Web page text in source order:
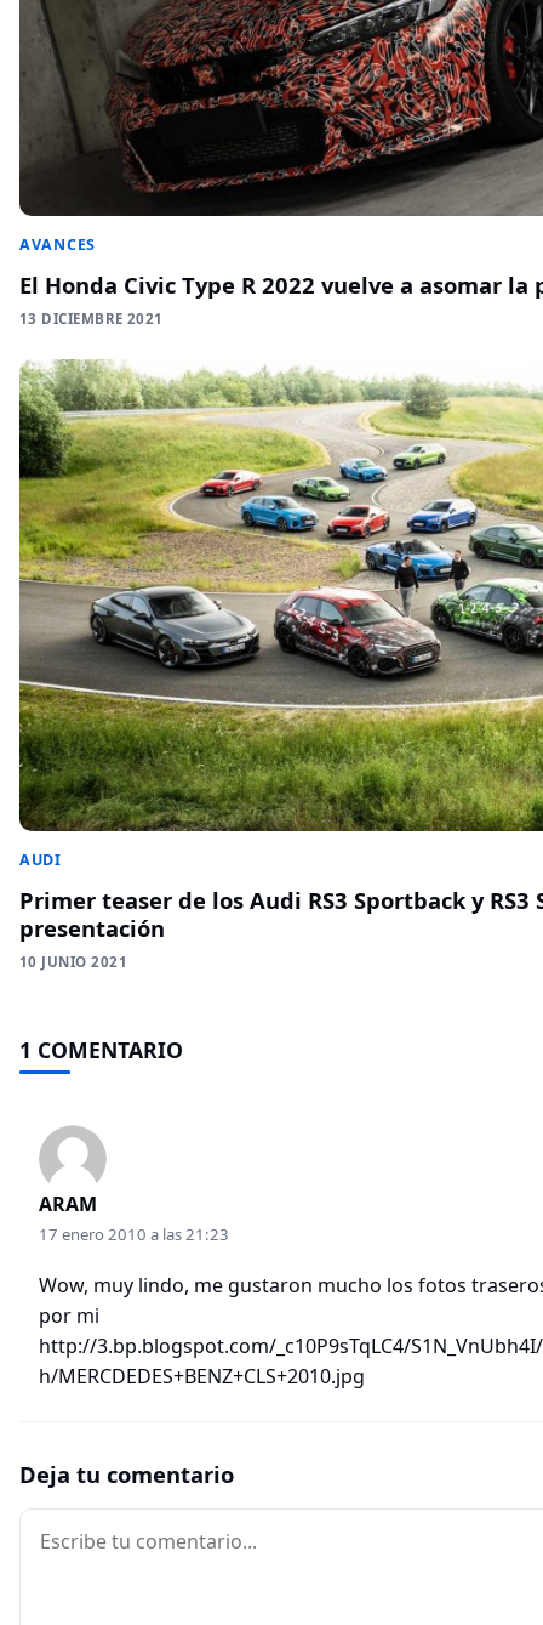
AVANCES
El Honda Civic Type R 2022 vuelve a asomar
13 DICIEMBRE 2021
AUDI
Primer teaser de los Audi RS3 Sportback y RS3
presentación
10 JUNIO 2021
1 COMENTARIO
ARAM
17 enero 2010 a las 21:23
Wow, muy lindo, me gustaron mucho los fotos
por mi
http://3.bp.blogspot.com/_c10P9sTqLC4/
h/MERCDEDES+BENZ+CLS+2010.jpg
Deja tu comentario
Comentario